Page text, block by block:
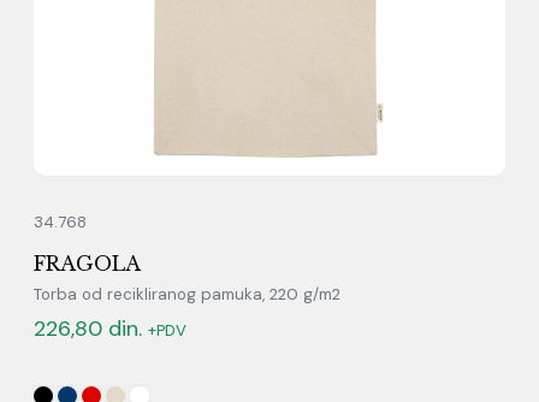
34.768
FRAGOLA
Torba od recikliranog pamuka, 220 g/m2
226,80 din. +PDV